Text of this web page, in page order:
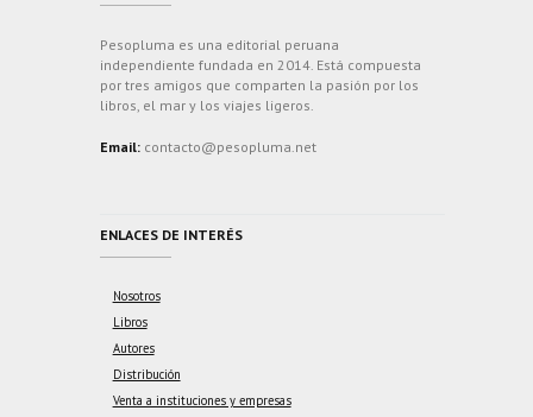
Pesopluma es una editorial peruana
independiente fundada en 2014. Está compuesta
por tres amigos que comparten la pasión por los
libros, el mar y los viajes ligeros.
Email: contacto@pesopluma.net
ENLACES DE INTERÉS
Nosotros
Libros
Autores
Distribución
Venta a instituciones y empresas